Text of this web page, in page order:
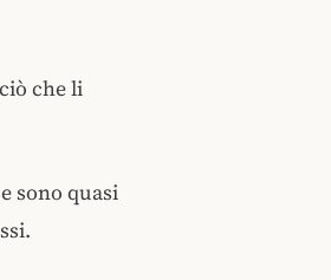
che li
sono quasi